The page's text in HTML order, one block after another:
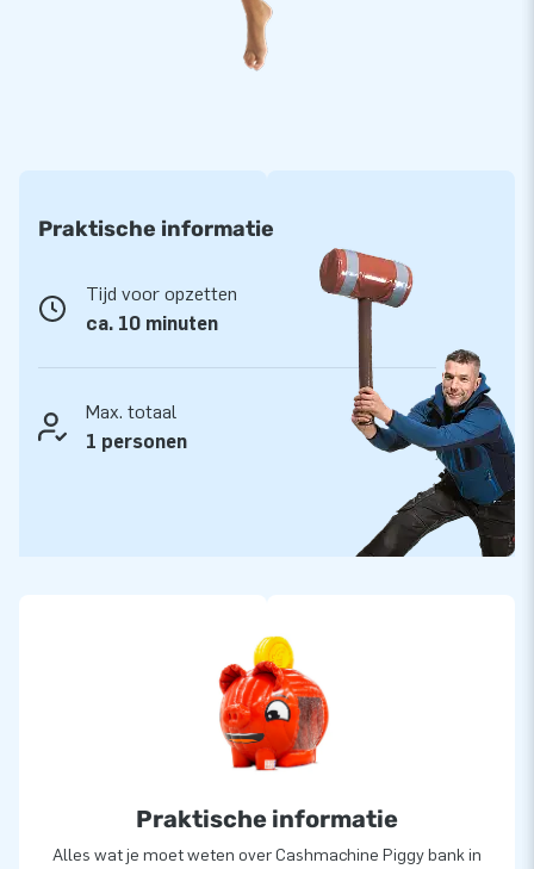
Met duizenden tevreden klanten wereldwijd staat JB al jaren
bekend als dé specialist in opblaasattracties. Dankzij ons
Praktische informatie
Tijd voor opzetten
ca. 10 minuten
Max. totaal
1 personen
Praktische informatie
Alles wat je moet weten over Cashmachine Piggy bank in